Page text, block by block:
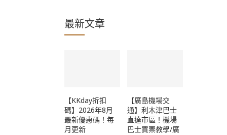
最新文章
【KKday折扣
碼】2026年8月
最新優惠碼！每
月更新
【廣島機場交
通】利木津巴士
直達市區！機場
巴士買票教學/廣